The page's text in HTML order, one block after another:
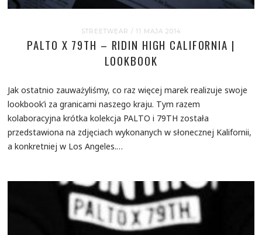
STREETWEAR / 11 MAJA 2014
PALTO X 79TH – RIDIN HIGH CALIFORNIA |
LOOKBOOK
Jak ostatnio zauważyliśmy, co raz więcej marek realizuje swoje
lookbook’i za granicami naszego kraju. Tym razem
kolaboracyjna krótka kolekcja PALTO i 79TH została
przedstawiona na zdjęciach wykonanych w słonecznej Kalifornii,
a konkretniej w Los Angeles.…